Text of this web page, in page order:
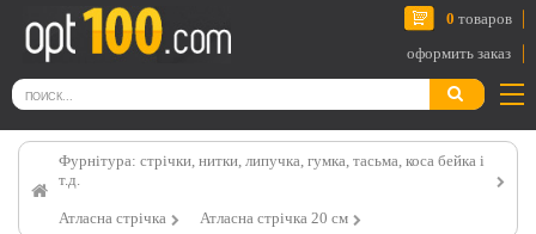
0 товаров
оформить заказ
Фурнітура: стрічки, нитки, липучка, гумка, тасьма, коса бейка і
т.д.
Атласна стрічка Атласна стрічка 20 см